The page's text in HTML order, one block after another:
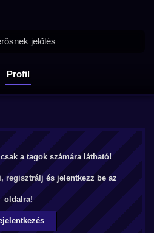
Profil
jelölés
a tagok számára látható!
regisztrálj és jelentkezz be az
oldalra!